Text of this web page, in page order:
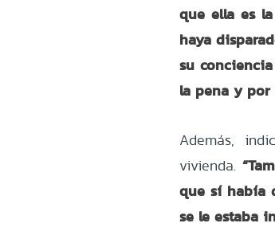
que ella es
haya
su
la pena y por
Además,
vivienda.
que sí había
se le estaba